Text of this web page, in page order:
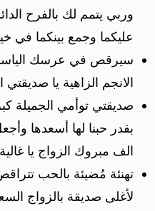
وربي يتمم لك بالفرح
عليكما وجمع بينكما في
سيرقص في عرسك
الانجم الزاهية يا
صديقتي توأمي الجميلة
بقدر حبنا لها أسعدها
الف مبروك الزواج يا
تهنئة مُضيئة بالحب
لأغلى صديقة بالزواج